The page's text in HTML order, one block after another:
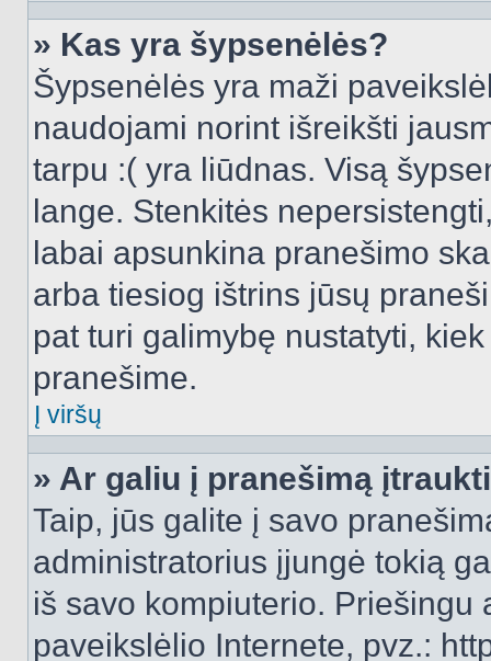
» Kas yra šypsenėlės?
Šypsenėlės yra maži
naudojami norint išreikšti
tarpu :( yra liūdnas. Visą
lange. Stenkitės
labai apsunkina pranešimo
arba tiesiog ištrins jūsų
pat turi galimybę nustatyti,
pranešime.
Į viršų
» Ar galiu į pranešimą
Taip, jūs galite į savo
administratorius įjungė tokią
iš savo kompiuterio.
paveikslėlio Internete, pvz.: